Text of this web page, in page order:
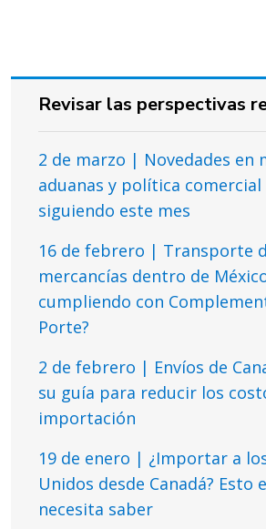
Revisar las perspectivas
2 de marzo | Novedades en
aduanas y política
siguiendo este mes
16 de febrero | Transporte
mercancías dentro de
cumpliendo con
Porte?
2 de febrero | Envíos de
su guía para reducir los
importación
19 de enero | ¿Importar a
Unidos desde Canadá? Esto
necesita saber